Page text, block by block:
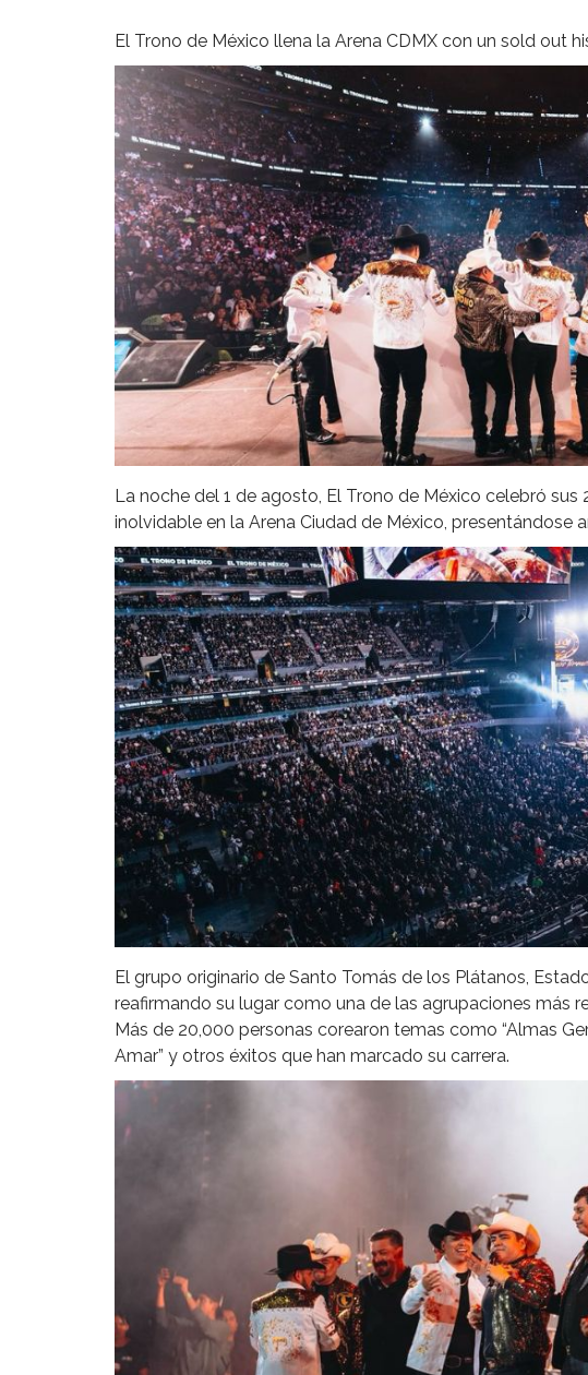
El Trono de México llena la Arena CDMX con un sold out
La noche del 1 de agosto, El Trono de México celebró
inolvidable en la Arena Ciudad de México, presentándose
El grupo originario de Santo Tomás de los Plátanos,
reafirmando su lugar como una de las agrupaciones más
Más de 20,000 personas corearon temas como “Almas
Amar” y otros éxitos que han marcado su carrera.